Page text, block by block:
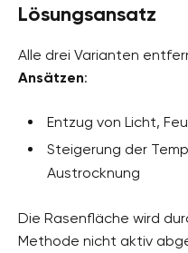
Lösungsansatz
Alle drei Varianten
Ansätzen:
Entzug von Licht,
Steigerung der
Austrocknung
Die Rasenfläche wird
Methode nicht aktiv